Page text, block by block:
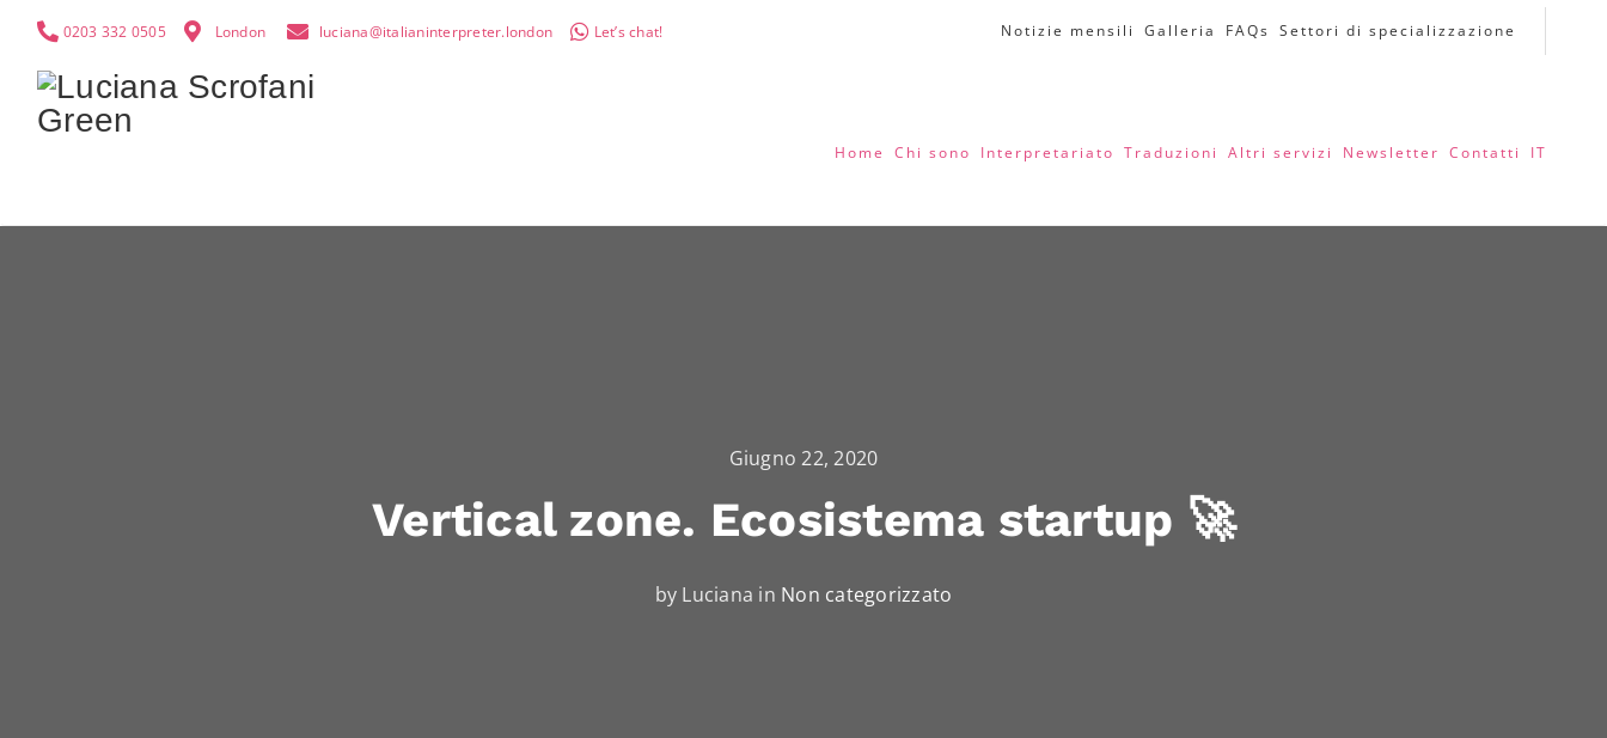
0203 332 0505 London luciana@italianinterpreter.london Let’s chat! Notizie mensili Galleria FAQs Settori di specializzazione
Home Chi sono Interpretariato Traduzioni Altri servizi Newsletter Contatti IT
Giugno 22, 2020
Vertical zone. Ecosistema startup 🚀
by Luciana in Non categorizzato